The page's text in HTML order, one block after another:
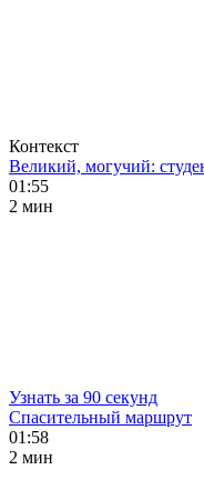
Контекст
Великий, могучий:
01:55
2 мин
Узнать за 90 секунд
Спасительный маршрут
01:58
2 мин